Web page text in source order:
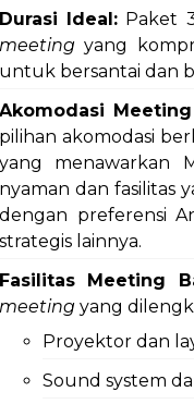
Durasi Ideal: Paket
meeting yang
untuk bersantai dan
Akomodasi
pilihan akomodasi
yang menawarkan
nyaman dan fasilitas
dengan preferensi
strategis lainnya.
Fasilitas Meeting
meeting yang
Proyektor dan
Sound system